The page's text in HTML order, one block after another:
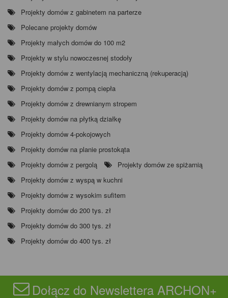
Projekty domów z gabinetem na parterze
Polecane projekty domów
Projekty małych domów do 100 m2
Projekty w stylu nowoczesnej stodoły
Projekty domów z wentylacją mechaniczną (rekuperacją)
Projekty domów z pompą ciepła
Projekty domów z drewnianym stropem
Projekty domów na płytką działkę
Projekty domów 4-pokojowych
Projekty domów na planie prostokąta
Projekty domów z pergolą
Projekty domów ze spiżarnią
Projekty domów z wyspą w kuchni
Projekty domów z wysokim sufitem
Projekty domów do 200 tys. zł
Projekty domów do 300 tys. zł
Projekty domów do 400 tys. zł
Dołącz do Newslettera ARCHON+